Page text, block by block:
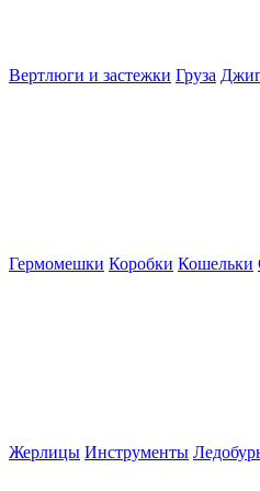
Вертлюги и застежки Груза
Гермомешки Коробки Кошельки
Жерлицы Инструменты